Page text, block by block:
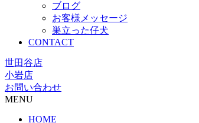
ブログ
お客様メッセージ
巣立った仔犬
CONTACT
世田谷店
小岩店
お問い合わせ
MENU
HOME